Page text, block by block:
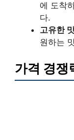
에 도착
다.
고유한
원하는
가격 경쟁